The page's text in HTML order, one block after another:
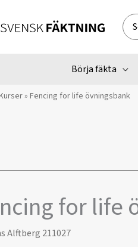
for:
Börja fäkta
» Fencing for life övningsbank
for life
Alftberg 211027